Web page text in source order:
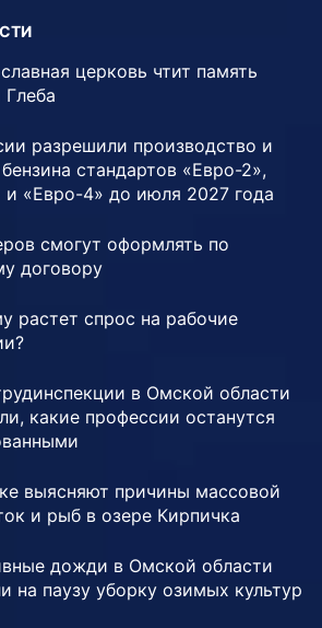
церковь чтит память
разрешили производство и
стандартов «Евро-2»,
и «Евро-4» до июля 2027 года
смогут оформлять по
договору
растет спрос на рабочие
в Омской области
какие профессии останутся
выясняют причины массовой
и рыб в озере Кирпичка
дожди в Омской области
на паузу уборку озимых культур